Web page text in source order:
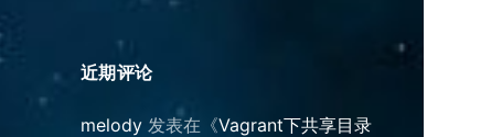
近期评论
melody发表在《Vagrant下共享目录